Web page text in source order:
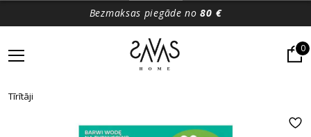
Bezmaksas piegāde no80 €
0
Tīrītāji